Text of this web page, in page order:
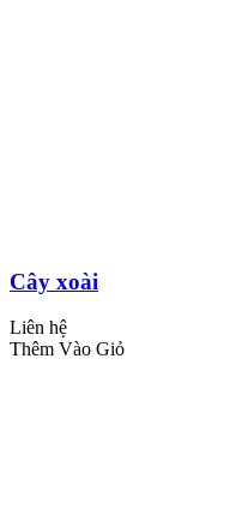
Cây xoài
Liên hệ
Thêm Vào Giỏ